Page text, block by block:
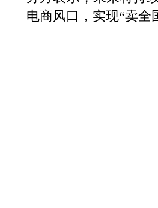
电商风口，实现“卖